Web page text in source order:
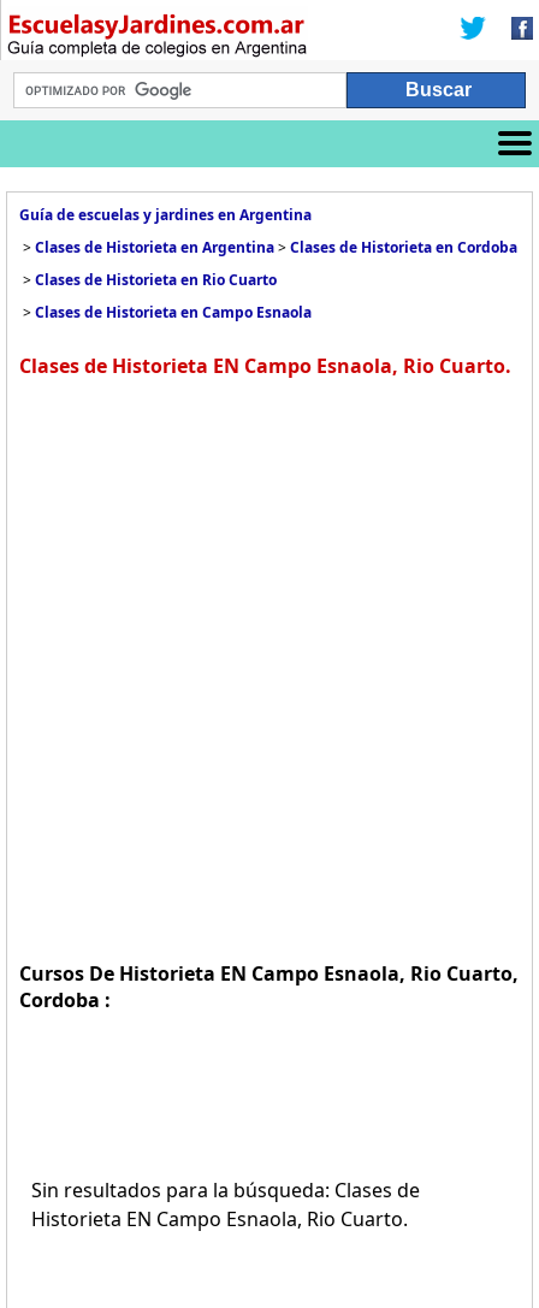
Guía de escuelas y jardines en Argentina
>Clases de Historieta en Argentina>Clases de Historieta en Cordoba
>Clases de Historieta en Rio Cuarto
>Clases de Historieta en Campo Esnaola
Clases de Historieta EN Campo Esnaola, Rio Cuarto.
Cursos De Historieta EN Campo Esnaola, Rio Cuarto,
Cordoba :
Sin resultados para la búsqueda: Clases de
Historieta EN Campo Esnaola, Rio Cuarto.